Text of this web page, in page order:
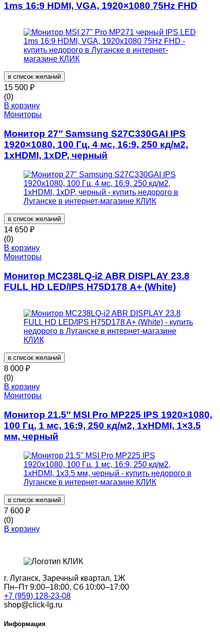
1ms 16:9 HDMI, VGA, 1920×1080 75Hz FHD
в список желаний
15 500 ₽
(0)
В корзину
Мониторы
Монитор 27″ Samsung S27C330GAI IPS
1920×1080, 100 Гц, 4 мс, 16:9, 250 кд/м2,
1хHDMI, 1хDP, черный
в список желаний
14 650 ₽
(0)
В корзину
Мониторы
Монитор MC238LQ-i2 ABR DISPLAY 23.8
FULL HD LED/IPS H75D178 A+ (White)
в список желаний
8 000 ₽
(0)
В корзину
Мониторы
Монитор 21.5″ MSI Pro MP225 IPS 1920×1080,
100 Гц, 1 мс, 16:9, 250 кд/м2, 1xHDMI, 1×3.5
мм, черный
в список желаний
7 600 ₽
(0)
В корзину
г. Луганск, Заречный квартал, 1Ж
Пн–Пт 9:00–18:00, Сб 10:00–17:00
+7 (959) 128-23-08
shop@click-lg.ru
Информация